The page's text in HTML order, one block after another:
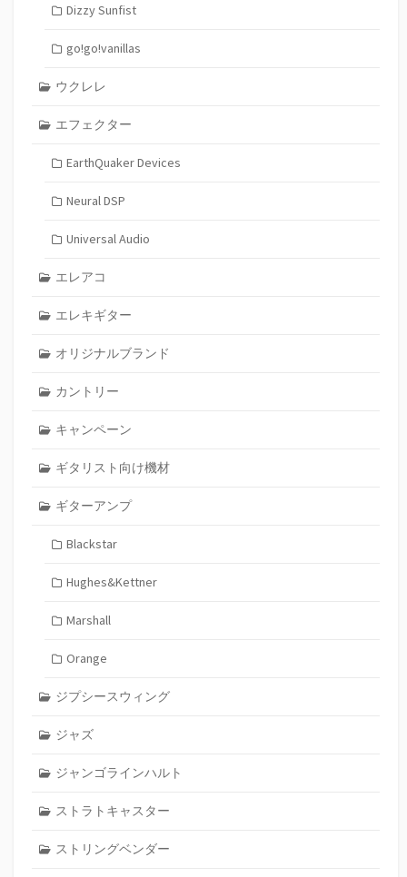
Dizzy Sunfist
go!go!vanillas
ウクレレ
エフェクター
EarthQuaker Devices
Neural DSP
Universal Audio
エレアコ
エレキギター
オリジナルブランド
カントリー
キャンペーン
ギタリスト向け機材
ギターアンプ
Blackstar
Hughes&Kettner
Marshall
Orange
ジプシースウィング
ジャズ
ジャンゴラインハルト
ストラトキャスター
ストリングベンダー